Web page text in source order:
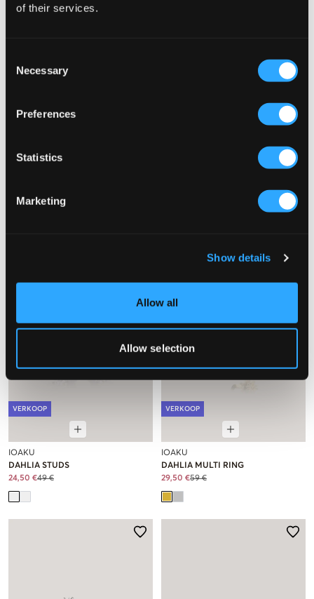
of their services.
Selection
Necessary
Preferences
Statistics
Marketing
Show details
Allow all
Allow selection
59 €
VERKOOP
IOAKU
DAHLIA STUDS
24,50 €49 €
VERKOOP
IOAKU
DAHLIA MULTI RING
29,50 €59 €